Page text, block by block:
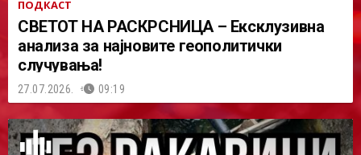
ПОДКАСТ
СВЕТОТ НА РАСКРСНИЦА – Ексклузивна
анализа за најновите геополитички
случувања!
27.07.2026. 09:19